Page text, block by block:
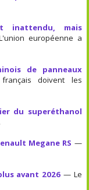
inattendu, mais
européenne a
de panneaux
doivent les
du superéthanol
Megane RS —
avant 2026 — Le